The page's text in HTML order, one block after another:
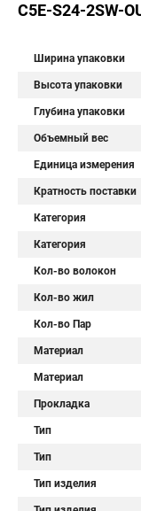
C5E-S24-2SW-
Ширина упаковки
Высота упаковки
Глубина упаковки
Объемный вес
Единица измерения
Кратность поставки
Категория
Категория
Кол-во волокон
Кол-во жил
Кол-во Пар
Материал
Материал
Прокладка
Тип
Тип
Тип изделия